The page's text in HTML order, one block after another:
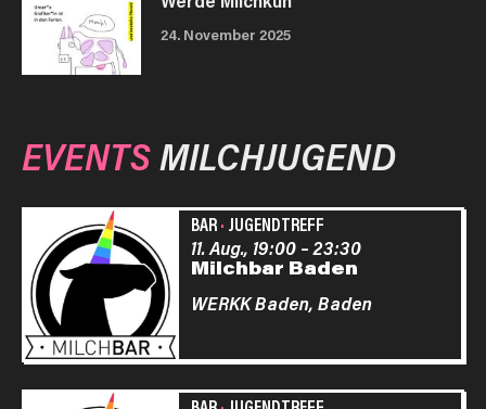
24. November 2025
EVENTSMILCHJUGEND
BAR· JUGENDTREFF
Milchbar Baden
11. Aug., 19:00–23:30
WERKK Baden, Baden